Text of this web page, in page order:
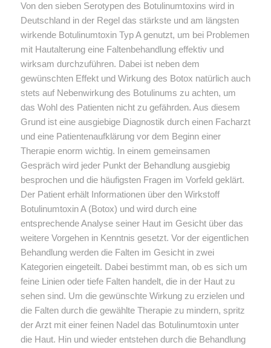
Von den sieben Serotypen des Botulinumtoxins wird in
Deutschland in der Regel das stärkste und am längsten
wirkende Botulinumtoxin Typ A genutzt, um bei Problemen
mit Hautalterung eine Faltenbehandlung effektiv und
wirksam durchzuführen. Dabei ist neben dem
gewünschten Effekt und Wirkung des Botox natürlich auch
stets auf Nebenwirkung des Botulinums zu achten, um
das Wohl des Patienten nicht zu gefährden. Aus diesem
Grund ist eine ausgiebige Diagnostik durch einen Facharzt
und eine Patientenaufklärung vor dem Beginn einer
Therapie enorm wichtig. In einem gemeinsamen
Gespräch wird jeder Punkt der Behandlung ausgiebig
besprochen und die häufigsten Fragen im Vorfeld geklärt.
Der Patient erhält Informationen über den Wirkstoff
Botulinumtoxin A (Botox) und wird durch eine
entsprechende Analyse seiner Haut im Gesicht über das
weitere Vorgehen in Kenntnis gesetzt. Vor der eigentlichen
Behandlung werden die Falten im Gesicht in zwei
Kategorien eingeteilt. Dabei bestimmt man, ob es sich um
feine Linien oder tiefe Falten handelt, die in der Haut zu
sehen sind. Um die gewünschte Wirkung zu erzielen und
die Falten durch die gewählte Therapie zu mindern, spritz
der Arzt mit einer feinen Nadel das Botulinumtoxin unter
die Haut. Hin und wieder entstehen durch die Behandlung